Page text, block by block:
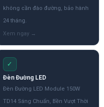
không cần đào đường, bảo hành
24 tháng.
✓
Đèn Đường LED
Đèn Đường LED Module 150W
TD14 Sáng Chuẩn, Bền Vượt Thời